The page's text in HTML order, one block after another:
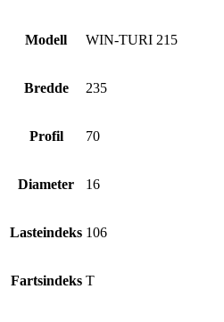
Modell WIN-TURI 215
Bredde 235
Profil 70
Diameter 16
Lasteindeks 106
Fartsindeks T